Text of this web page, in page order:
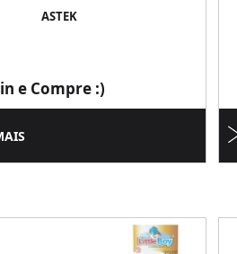
ASTEK
e Compre :)